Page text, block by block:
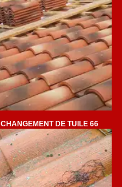
CHANGEMENT DE TUILE 66